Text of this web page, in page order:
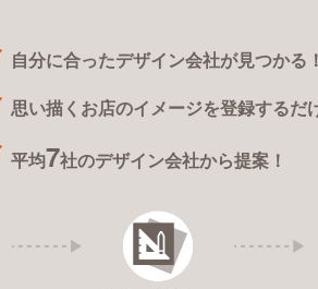
自分に合ったデザイン会社が見つかる！
思い描くお店のイメージを登録するだ
平均7社のデザイン会社から提案！